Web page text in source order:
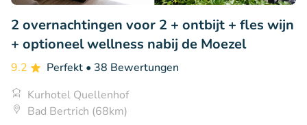
2 overnachtingen voor 2 + ontbijt + fles wijn
+ optioneel wellness nabij de Moezel
9.2 Perfekt • 38 Bewertungen
Kurhotel Quellenhof
Bad Bertrich (68km)